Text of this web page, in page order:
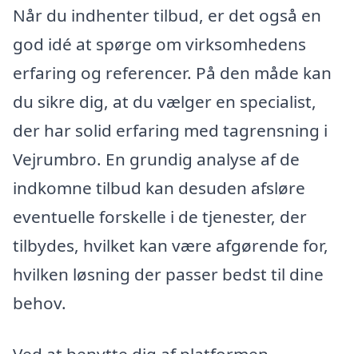
Når du indhenter tilbud, er det også en
god idé at spørge om virksomhedens
erfaring og referencer. På den måde kan
du sikre dig, at du vælger en specialist,
der har solid erfaring med tagrensning i
Vejrumbro. En grundig analyse af de
indkomne tilbud kan desuden afsløre
eventuelle forskelle i de tjenester, der
tilbydes, hvilket kan være afgørende for,
hvilken løsning der passer bedst til dine
behov.